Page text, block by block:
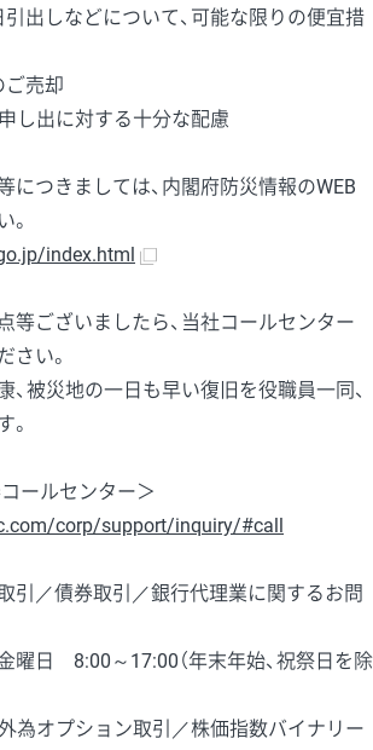
引出しなどについて、可能な限りの便宜措
ご売却
申し出に対する十分な配慮
につきましては、内閣府防災情報のWEB
。
index.html
等ございましたら、当社コールセンター
さい。
、被災地の一日も早い復旧を役職員一同、
。
ールセンター＞
corp/support/inquiry/#call
引／債券取引／銀行代理業に関するお問
日 8:00～17:00（年末年始、祝祭日を除
為オプション取引／株価指数バイナリー